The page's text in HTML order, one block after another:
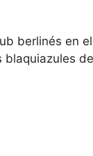
berlinés en